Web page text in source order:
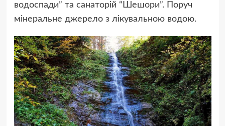
водоспади” та санаторій “Шешори”. Поруч
мінеральне джерело з лікувальною водою.